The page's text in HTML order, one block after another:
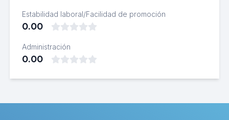
Estabilidad laboral/Facilidad de promoción
0.00
Administración
0.00